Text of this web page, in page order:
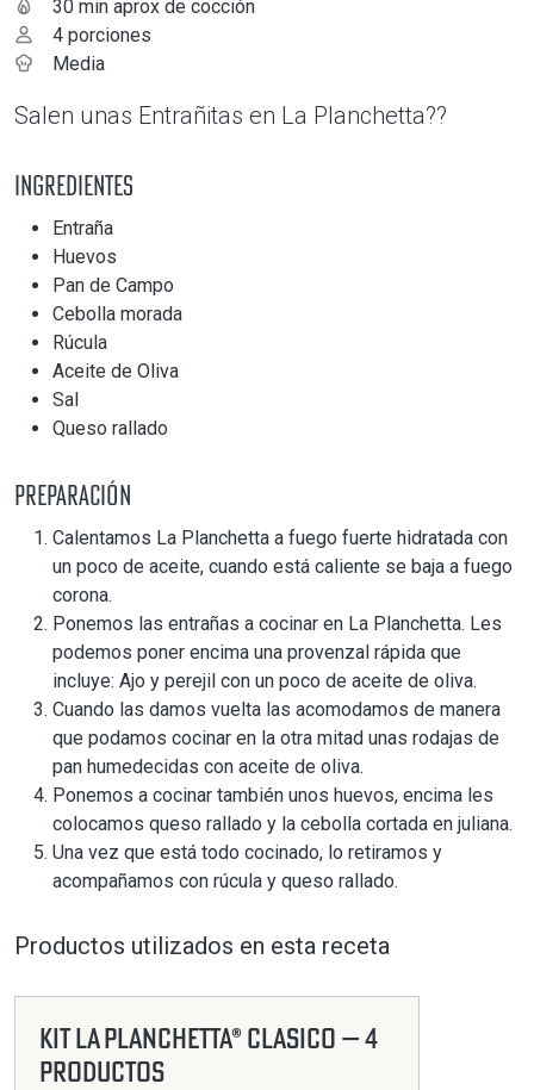
30 min aprox de cocción
4 porciones
Media
Salen unas Entrañitas en La Planchetta??
Ingredientes
Entraña
Huevos
Pan de Campo
Cebolla morada
Rúcula
Aceite de Oliva
Sal
Queso rallado
Preparación
Calentamos La Planchetta a fuego fuerte hidratada con
un poco de aceite, cuando está caliente se baja a fuego
corona.
Ponemos las entrañas a cocinar en La Planchetta. Les
podemos poner encima una provenzal rápida que
incluye: Ajo y perejil con un poco de aceite de oliva.
Cuando las damos vuelta las acomodamos de manera
que podamos cocinar en la otra mitad unas rodajas de
pan humedecidas con aceite de oliva.
Ponemos a cocinar también unos huevos, encima les
colocamos queso rallado y la cebolla cortada en juliana.
Una vez que está todo cocinado, lo retiramos y
acompañamos con rúcula y queso rallado.
Productos utilizados en esta receta
Kit La Planchetta® Clasico — 4
productos